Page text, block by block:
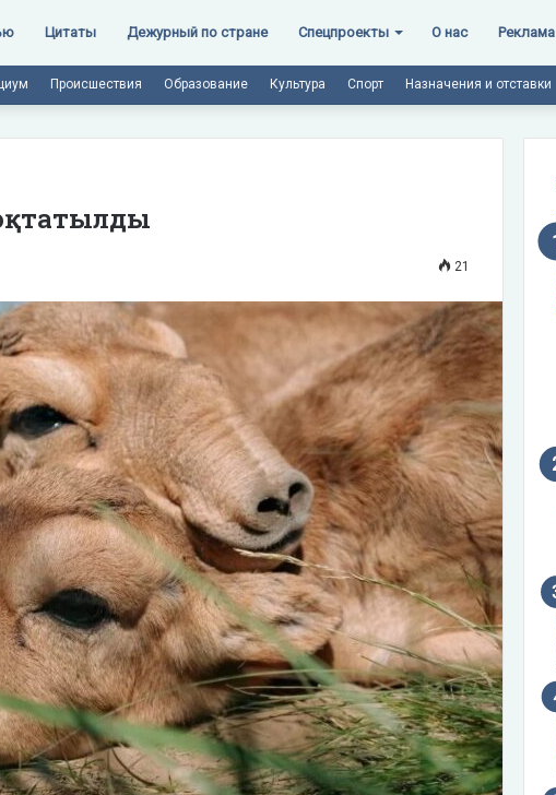
Цитаты Дежурный по стране Спецпроекты О нас Реклама
Происшествия Образование Культура Спорт Назначения и отставки
21